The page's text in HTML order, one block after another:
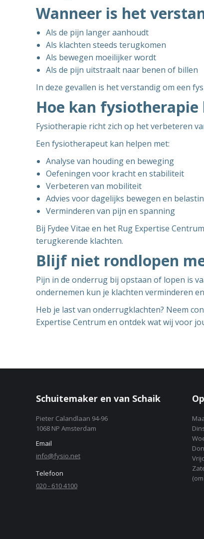
Wanneer is het
Als de pijn langer aanhoudt
Als klachten steeds terugkomen
Als bewegen moeilijker wordt
Als de pijn uitstraalt naar benen of billen
In deze gevallen is het verstandig om een
Hoe kan fysiotherapie
Fysiotherapie richt zich op het verbeteren
Een fysiotherapeut kan helpen met:
Analyse van houding en beweging
Oefeningen voor kracht en stabiliteit
Verbeteren van mobiliteit
Advies voor dagelijks bewegen en
Verminderen van pijn en spanning
Bij Fydee Vitae en het Rug Expertise
terugkerende klachten.
Blijf niet rondlopen
Pijn in de onderrug bij opstaan of lopen is
ondernemen kun je klachten verminderen
Heb je last van onderrugklachten? Neem
Expertise Centrum en ontdek wat wij voor
Schuitemaker en van Schaik
Pieter Calandlaan 94-96
1068 NP Amsterdam
Email
info@fysio.net
Telefoon
020 - 610 4100